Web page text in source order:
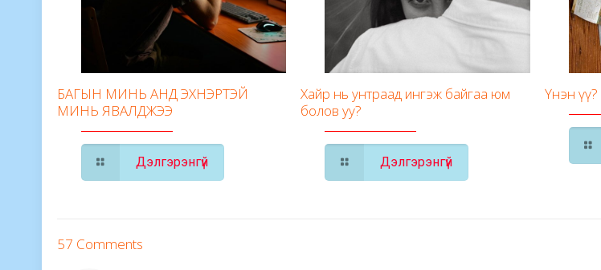
БАГЫН МИНЬ АНД ЭХНЭРТЭЙ
МИНЬ ЯВАЛДЖЭЭ
Дэлгэрэнгүй
Хайр нь унтраад ингэж байгаа юм
болов уу?
Дэлгэрэнгүй
Үнэн үү?
57 Comments